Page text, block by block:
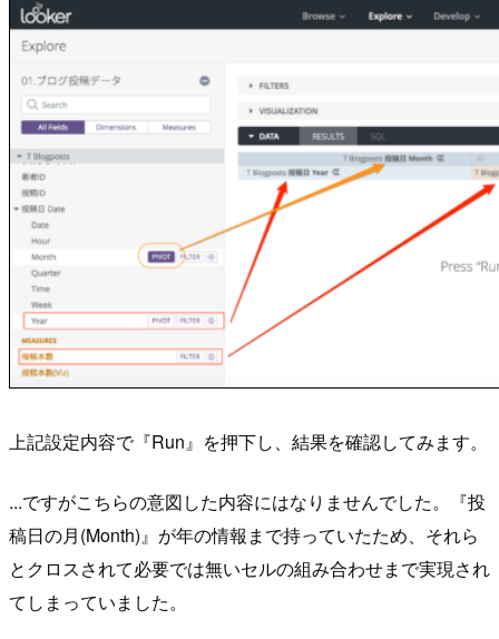
上記設定内容で『Run』を押下し、結果を確認してみます。
...ですがこちらの意図した内容にはなりませんでした。『投
稿日の月(Month)』が年の情報まで持っていたため、それら
とクロスされて必要では無いセルの組み合わせまで実現され
てしまっていました。